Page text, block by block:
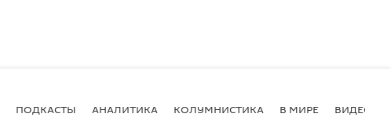
ПОДКАСТЫ АНАЛИТИКА КОЛУМНИСТИКА В МИРЕ ВИДЕО